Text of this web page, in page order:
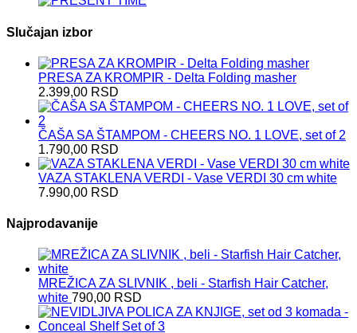
Slučajan izbor
PRESA ZA KROMPIR - Delta Folding masher
2.399,00 RSD
ČAŠA SA ŠTAMPOM - CHEERS NO. 1 LOVE, set of 2
1.790,00 RSD
VAZA STAKLENA VERDI - Vase VERDI 30 cm white
7.990,00 RSD
Najprodavanije
MREŽICA ZA SLIVNIK , beli - Starfish Hair Catcher,
white 790,00 RSD